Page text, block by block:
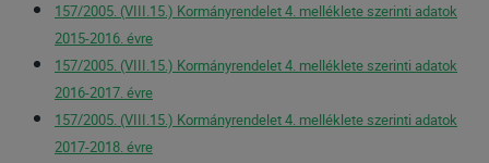
157/2005. (VIII.15.) Kormányrendelet 4. melléklete szerinti adatok
2015-2016. évre
157/2005. (VIII.15.) Kormányrendelet 4. melléklete szerinti adatok
2016-2017. évre
157/2005. (VIII.15.) Kormányrendelet 4. melléklete szerinti adatok
2017-2018. évre